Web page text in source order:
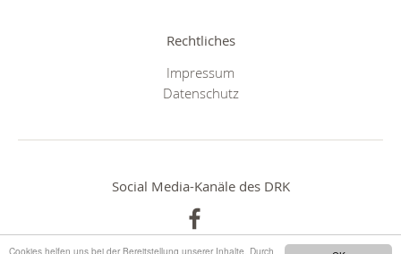
Cookies helfen uns bei der Bereitstellung unserer Inhalte. Durch
Rechtliches
Impressum
Datenschutz
Social Media-Kanäle des DRK